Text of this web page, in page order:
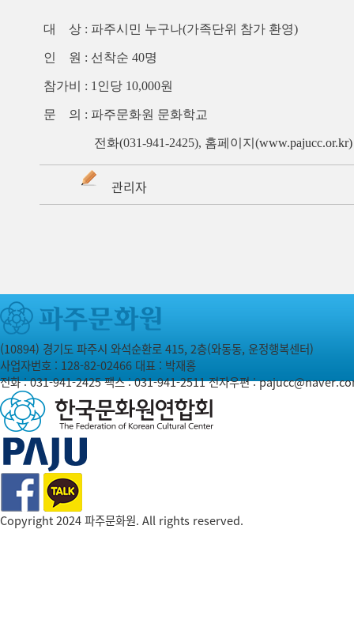
대 상 : 파주시민 누구나(가족단위 참가 환영)
인 원 : 선착순 40명
참가비 : 1 인당 10,000원
문 의 : 파주문화원 문화학교
전화(031-941-2425), 홈페이지 (www.pajucc.or.kr)
관리자
(10894) 경기도 파주시 와석순환로 415, 2층(와동동, 운정행복센터)
사업자번호 : 128-82-02466 대표 : 박재홍
전화 :031-941-2425팩스 : 031-941-2511전자우편 :
Copyright 2024 파주문화원. All rights reserved.